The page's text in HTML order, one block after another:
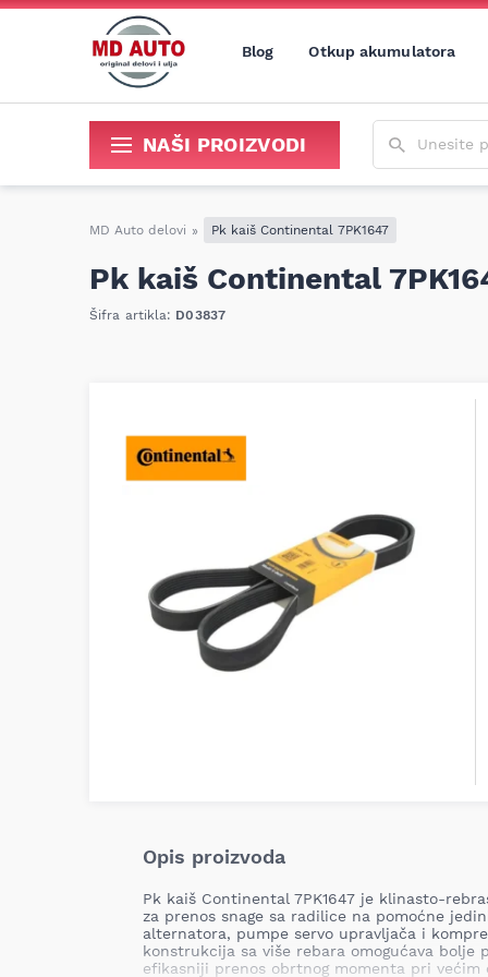
Blog Otkup akumulatora
NAŠI PROIZVODI
MD Auto delovi » Pk kaiš Continental 7PK1647
Pk kaiš Continental
Šifra artikla: D03837
Opis proizvoda
Pk kaiš Continental 7PK1647 je klinasto-
za prenos snage sa radilice na pomoćne
alternatora, pumpe servo upravljača i
konstrukcija sa više rebara omogućava bolje
efikasniji prenos obrtnog momenta pri